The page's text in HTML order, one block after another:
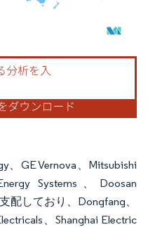
BY 4.0の表示が必要です。
、GE Vernova、Mitsubishi
Systems、Doosan
配しており、Dongfang、
、Shanghai Electric